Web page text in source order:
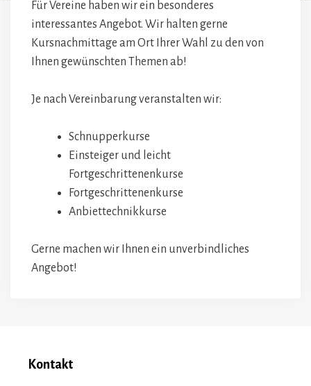
Für Vereine haben wir ein besonderes
interessantes Angebot. Wir halten gerne
Kursnachmittage am Ort Ihrer Wahl zu den von
Ihnen gewünschten Themen ab!
Je nach Vereinbarung veranstalten wir:
Schnupperkurse
Einsteiger und leicht
Fortgeschrittenenkurse
Fortgeschrittenenkurse
Anbiettechnikkurse
Gerne machen wir Ihnen ein unverbindliches
Angebot!
Kontakt